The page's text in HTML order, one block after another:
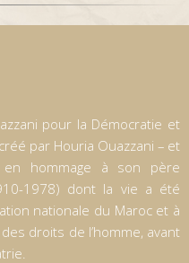
pour la Démocratie et
par Houria Ouazzani – et
hommage à son père
1978) dont la vie a été
nationale du Maroc et à
droits de l’homme, avant